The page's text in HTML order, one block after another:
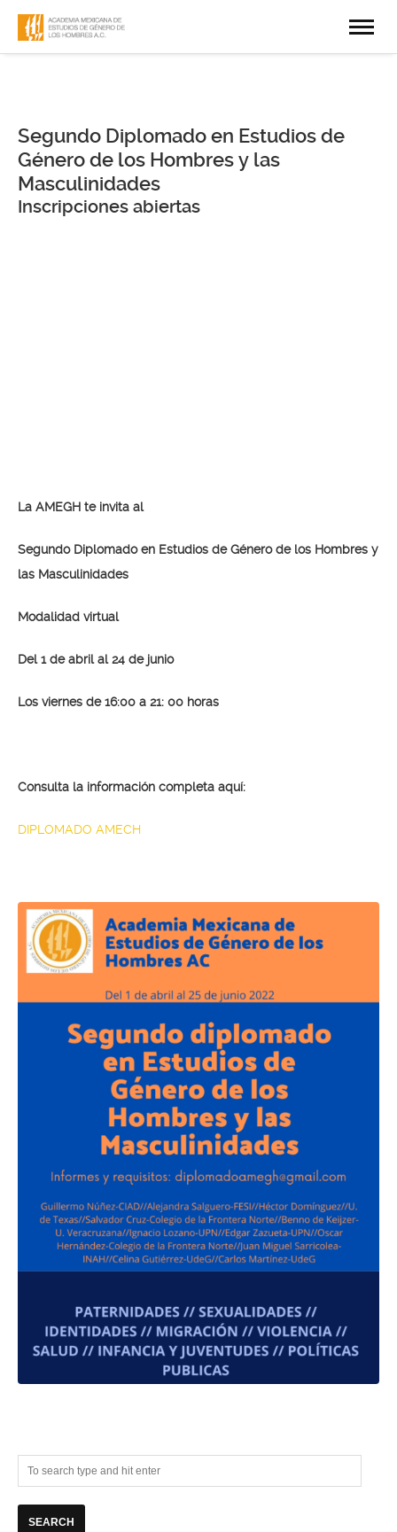
Segundo Diplomado en Estudios de
Género de los Hombres y las
Masculinidades
Inscripciones abiertas
La AMEGH te invita al
Segundo Diplomado en Estudios de Género de los Hombres y
las Masculinidades
Modalidad virtual
Del 1 de abril al 24 de junio
Los viernes de 16:00 a 21: 00 horas
Consulta la información completa aquí:
DIPLOMADO AMECH